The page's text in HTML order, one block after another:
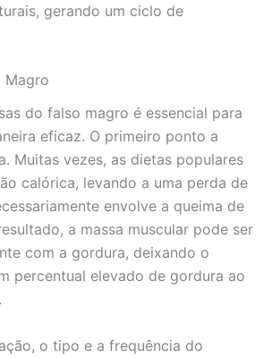
gerando um ciclo de
Magro
do falso magro é essencial para
eficaz. O primeiro ponto a
Muitas vezes, as dietas populares
calórica, levando a uma perda de
envolve a queima de
a massa muscular pode ser
com a gordura, deixando o
percentual elevado de gordura ao
o tipo e a frequência do